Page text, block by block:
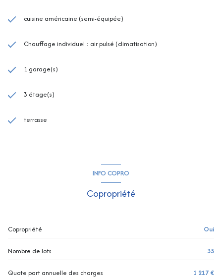
cuisine américaine (semi-équipée)
Chauffage individuel : air pulsé (climatisation)
1 garage(s)
3 étage(s)
terrasse
INFO COPRO
Copropriété
Copropriété Oui
Nombre de lots 35
Quote part annuelle des charges 1 217 €